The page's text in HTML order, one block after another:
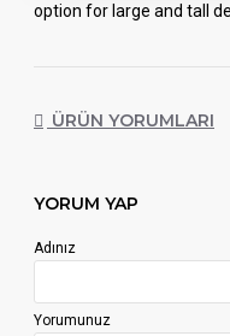
option for large and tall
ÜRÜN YORUMLARI
YORUM YAP
Adınız
Yorumunuz